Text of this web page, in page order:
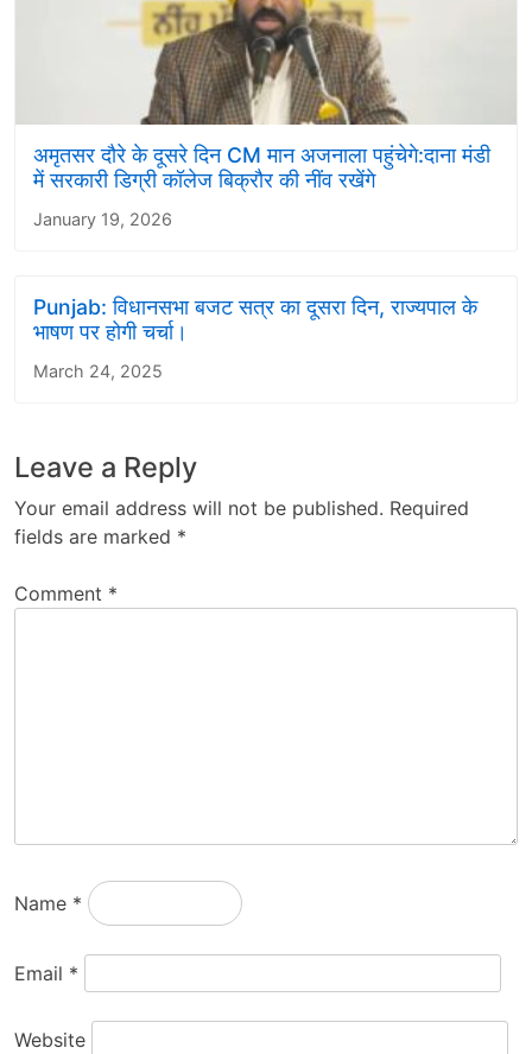
अमृतसर दौरे के दूसरे दिन CM मान अजनाला पहुंचेगे:दाना मंडी
में सरकारी डिग्री कॉलेज बिक्रौर की नींव रखेंगे
January 19, 2026
Punjab: विधानसभा बजट सत्र का दूसरा दिन, राज्यपाल के
भाषण पर होगी चर्चा।
March 24, 2025
Leave a Reply
Your email address will not be published. Required
fields are marked *
Comment *
Name *
Email *
Website